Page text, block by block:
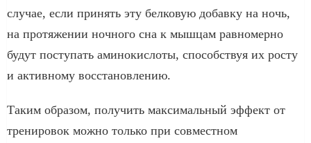
случае, если принять эту белковую добавку на ночь,
на протяжении ночного сна к мышцам равномерно
будут поступать аминокислоты, способствуя их росту
и активному восстановлению.
Таким образом, получить максимальный эффект от
тренировок можно только при совместном